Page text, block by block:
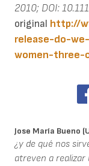
2010; DOI:
original http://
release-do-
women-three-
Jose María Bueno
¿y de qué nos
atreven a realizar